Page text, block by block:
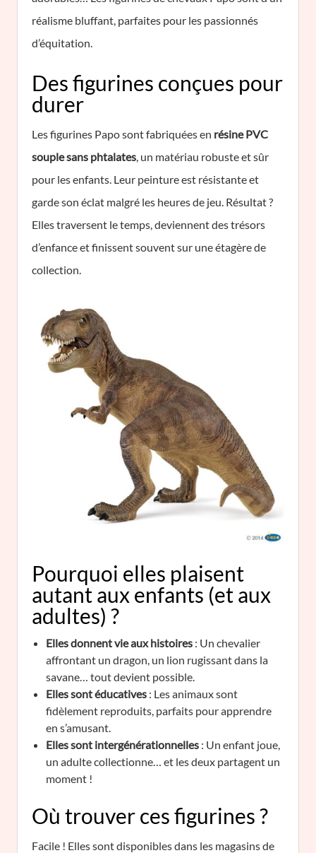
réalisme bluffant, parfaites pour les passionnés
d’équitation.
Des figurines conçues pour
durer
Les figurines Papo sont fabriquées en résine PVC
souple sans phtalates, un matériau robuste et sûr
pour les enfants. Leur peinture est résistante et
garde son éclat malgré les heures de jeu. Résultat ?
Elles traversent le temps, deviennent des trésors
d’enfance et finissent souvent sur une étagère de
collection.
Pourquoi elles plaisent
autant aux enfants (et aux
adultes) ?
Elles donnent vie aux histoires : Un chevalier
affrontant un dragon, un lion rugissant dans la
savane… tout devient possible.
Elles sont éducatives : Les animaux sont
fidèlement reproduits, parfaits pour apprendre
en s’amusant.
Elles sont intergénérationnelles : Un enfant joue,
un adulte collectionne… et les deux partagent un
moment !
Où trouver ces figurines ?
Facile ! Elles sont disponibles dans les magasins de